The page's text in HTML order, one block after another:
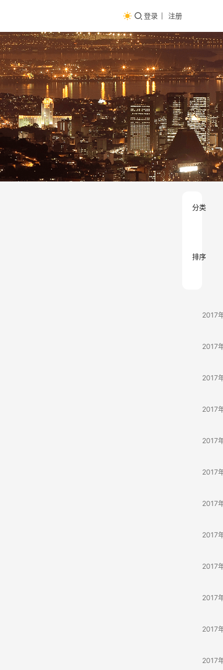
登录 注册
分类
排序
苹果
2017
诺基
2017
也许
2017
国内
2017
人工
2017
从资
2017
看了
2017
大众
2017
科大
2017
便利
2017
从设
2017
被夸
2017